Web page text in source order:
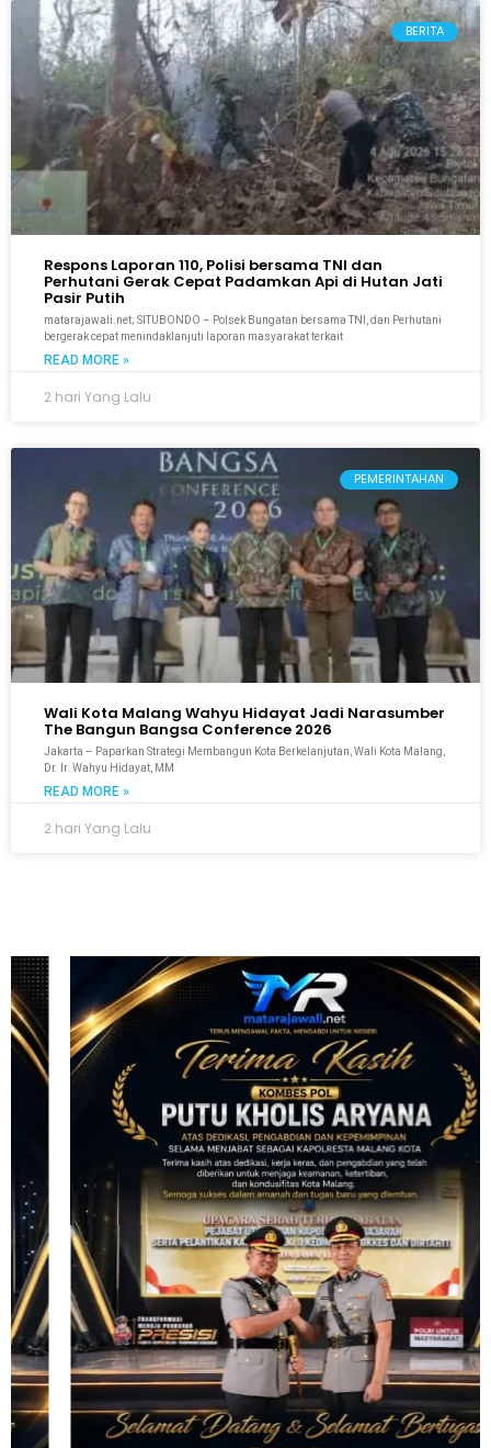
BERITA
Respons Laporan 110, Polisi bersama TNI dan
Perhutani Gerak Cepat Padamkan Api di Hutan Jati
Pasir Putih
matarajawali.net; SITUBONDO – Polsek Bungatan bersama TNI, dan Perhutani
bergerak cepat menindaklanjuti laporan masyarakat terkait
READ MORE »
2 hari Yang Lalu
PEMERINTAHAN
Wali Kota Malang Wahyu Hidayat Jadi Narasumber
The Bangun Bangsa Conference 2026
Jakarta – Paparkan Strategi Membangun Kota Berkelanjutan, Wali Kota Malang,
Dr. Ir. Wahyu Hidayat, MM
READ MORE »
2 hari Yang Lalu